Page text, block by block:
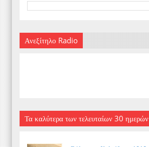
Ανεξίτηλο Radio
Τα καλύτερα των τελευταίων 30 ημερών